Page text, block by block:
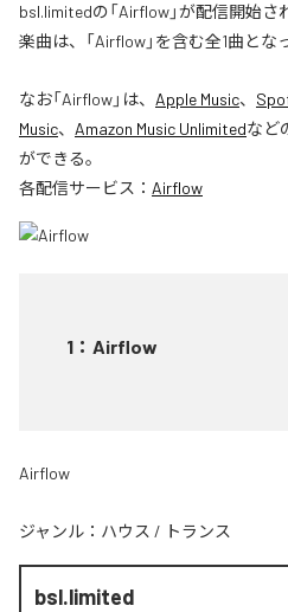
bsl.limitedの「Airflow」が配信開始
楽曲は、「Airflow」を含む全1曲とな
なお「Airflow」は、 Apple Music、
Music、 Amazon Music Unlimitedなど
ができる。
各配信サービス： Airflow
1 ： Airflow
Airflow
ジャンル： ハウス / トランス
bsl.limited